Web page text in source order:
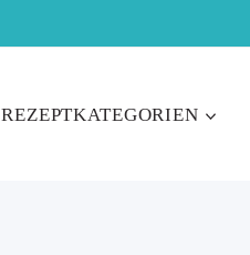
REZEPTKATEGORIEN